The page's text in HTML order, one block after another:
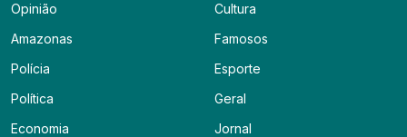
Opinião
Amazonas
Polícia
Política
Economia
Cultura
Famosos
Esporte
Geral
Jornal